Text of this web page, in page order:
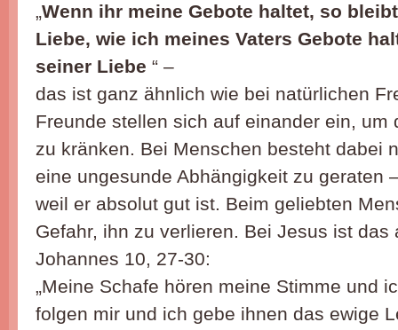
„Wenn ihr meine Gebote haltet, so
Liebe, wie ich meines Vaters Gebote
seiner Liebe “ –
das ist ganz ähnlich wie bei natürlichen
Freunde stellen sich auf einander ein, um
zu kränken. Bei Menschen besteht dabei
eine ungesunde Abhängigkeit zu geraten
weil er absolut gut ist. Beim geliebten
Gefahr, ihn zu verlieren. Bei Jesus ist das
Johannes 10, 27-30:
„Meine Schafe hören meine Stimme und
folgen mir und ich gebe ihnen das ewige